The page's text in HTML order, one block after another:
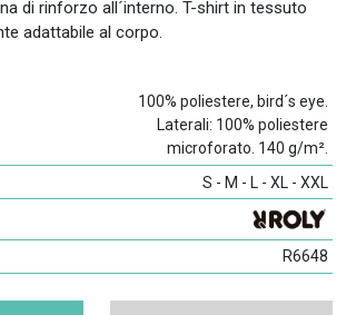
di rinforzo all´interno. T-shirt in tessuto
adattabile al corpo.
100% poliestere, bird´s eye.
Laterali: 100% poliestere
microforato. 140 g/m².
S - M - L - XL - XXL
R6648